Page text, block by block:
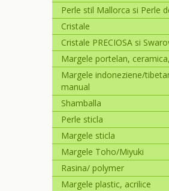
Perle stil Mallorca si Perle
Cristale
Cristale PRECIOSA si
Margele portelan,
Margele indoneziene/
manual
Shamballa
Perle sticla
Margele sticla
Margele Toho/Miyuki
Rasina/ polymer
Margele plastic, acrilice